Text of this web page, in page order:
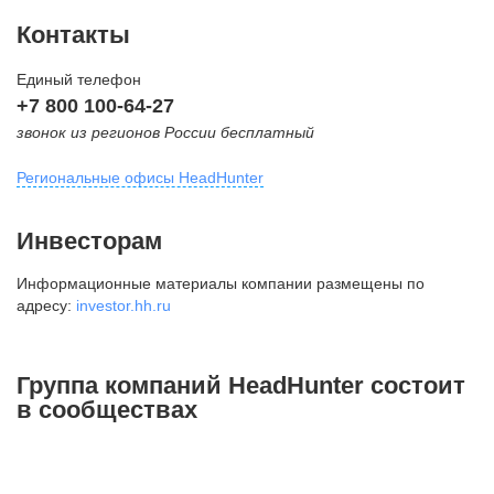
Контакты
Единый телефон
+7 800 100-64-27
звонок из регионов России бесплатный
Региональные офисы HeadHunter
внутригородская территория
Муниципальный округ Тверской,
2-я Брестская ул., д. 48,
+7 495 980-64-27
Инвесторам
Информационные материалы компании размещены по
адресу: investor.hh.ru
Группа компаний HeadHunter состоит
в сообществах